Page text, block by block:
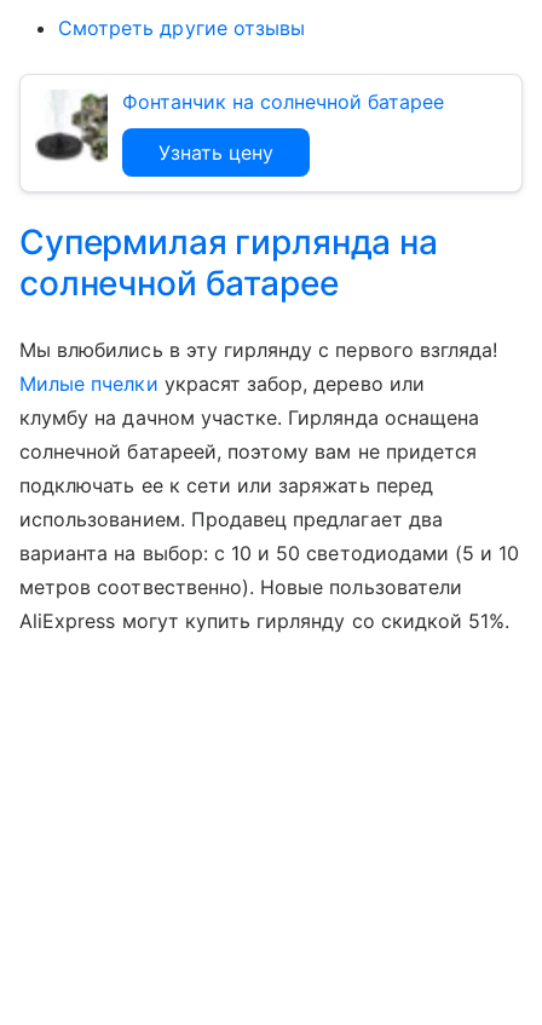
Смотреть другие отзывы
Фонтанчик на солнечной батарее
Узнать цену
Супермилая гирлянда на
солнечной батарее
Мы влюбились в эту гирлянду с первого взгляда!
Милые пчелки украсят забор, дерево или
клумбу на дачном участке. Гирлянда оснащена
солнечной батареей, поэтому вам не придется
подключать ее к сети или заряжать перед
использованием. Продавец предлагает два
варианта на выбор: с 10 и 50 светодиодами (5 и 10
метров соотвественно). Новые пользователи
AliExpress могут купить гирлянду со скидкой 51%.